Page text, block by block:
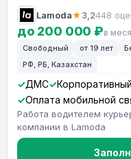
Lamoda★3,2448
до 200 000 ₽в
Свободный от 19 лет
РФ, РБ, Казахстан
ДМС
Оплата мобильной
Работа водителем
компании в Lamoda